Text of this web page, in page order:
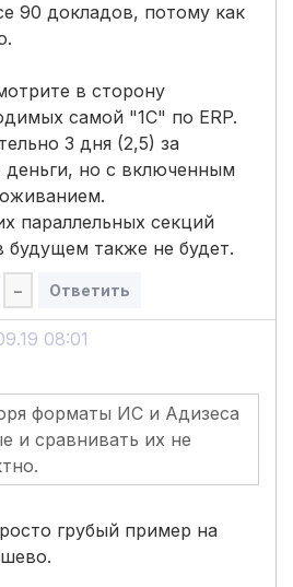
90 докладов, потому как
в сторону
самой "1С" по ERP.
3 дня (2,5) за
но с включенным
параллельных секций
будущем также не будет.
– Ответить
08:01
форматы ИС и Адизеса
и сравнивать их не
грубый пример на